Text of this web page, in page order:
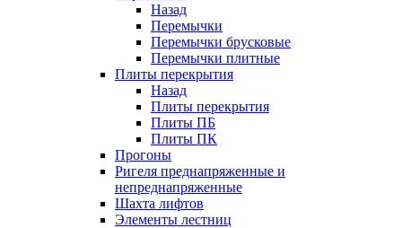
Назад
Перемычки
Перемычки брусковые
Перемычки плитные
Плиты перекрытия
Назад
Плиты перекрытия
Плиты ПБ
Плиты ПК
Прогоны
Ригеля преднапряженные и
непреднапряженные
Шахта лифтов
Элементы лестниц